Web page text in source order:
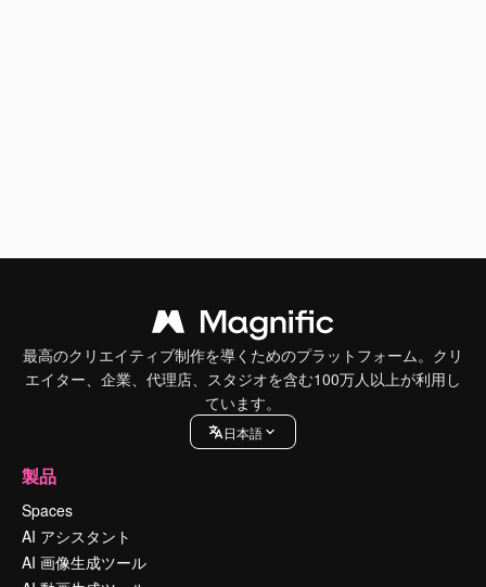
最高のクリエイティブ制作を導くためのプラットフォーム。クリ
エイター、企業、代理店、スタジオを含む100万人以上が利用し
ています。
日本語
製品
Spaces
AI アシスタント
AI 画像生成ツール